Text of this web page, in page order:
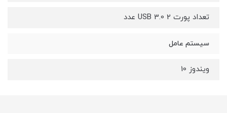
تعداد پورت USB 3.0 2 عدد
سیستم عامل
ویندوز 10